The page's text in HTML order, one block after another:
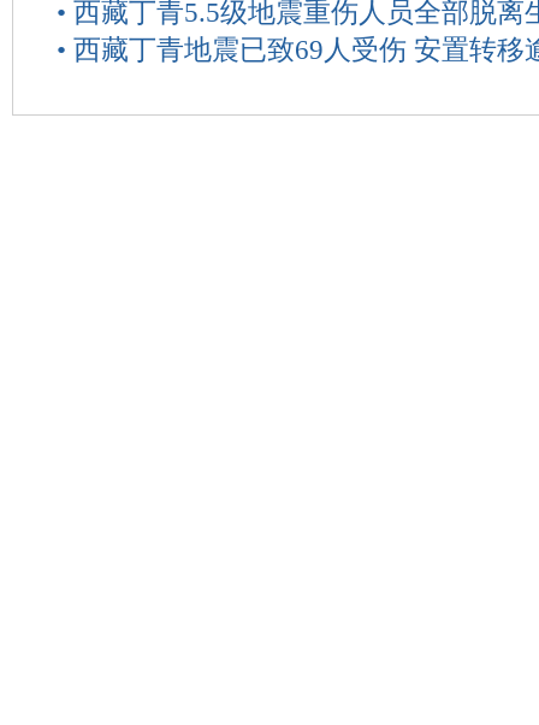
• 西藏丁青5.5级地震重伤人员全部脱离
• 西藏丁青地震已致69人受伤 安置转移